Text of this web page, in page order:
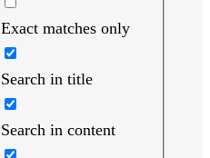
Exact matches only
Search in title
Search in content